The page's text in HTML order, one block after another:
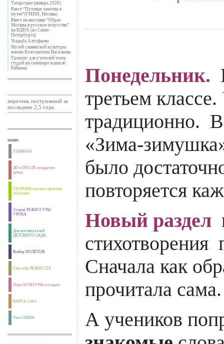
Татарстане (январь 2026)
Квест “Путевые заметки в
музее”(ГМИИ, Москва)
Квест на выставке “Образ
Москвы в русском искусстве”
на ВДНХ (из Санкт-
Петербурга)
Усадьба Алтуфьево
Музей славянской культуры
имени Константина Васильева
Тренинг для учителей театр.
студий на семинаре в школе
Райкина
перечень поступлений за
последние 2,5 года
меню
ГЛАВНАЯ
ДО и ПОСЛЕ открытого
урока
СБОРНИК игровых приемов
обучения
Теория РЕЖИССУРЫ
УРОКА
Для воспитателей
ДЕТСКОГО САДА
Разбор ПОЛЁТОВ
Сам себе РЕЖИССЁР
Парк КУЛЬТУРЫ и отдыха
КАРТА сайта
Узел СВЯЗИ
Понедельник.
третьем
традиционно.
«Зима-
было
повторяется
Новый раздел
стихотворения
Сначала как
прочитала сама.
А учеников